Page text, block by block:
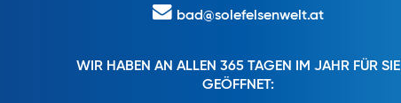
bad@solefelsenwelt.at
WIR HABEN AN ALLEN 365 TAGEN IM JAHR FÜR SIE
GEÖFFNET: